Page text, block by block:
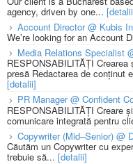
agency, driven by one...
Account Director @ Kubis
We’re looking for an Account
Media Relations Specialist
RESPONSABILITĂȚI
presă Redactarea de conținut
[detalii]
PR Manager @ Confident
RESPONSABILITĂȚI Creare
comunicare integrată pentru
Copywriter (Mid–Senior) @
Căutăm un Copywriter cu
trebuie să... [detalii]